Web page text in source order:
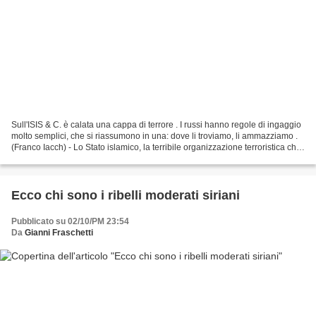
Sull'ISIS & C. è calata una cappa di terrore . I russi hanno regole di ingaggio
molto semplici, che si riassumono in una: dove li troviamo, li ammazziamo .
(Franco Iacch) - Lo Stato islamico, la terribile organizzazione terroristica che
Ecco chi sono i ribelli moderati siriani
Pubblicato su 02/10/PM 23:54
Da Gianni Fraschetti